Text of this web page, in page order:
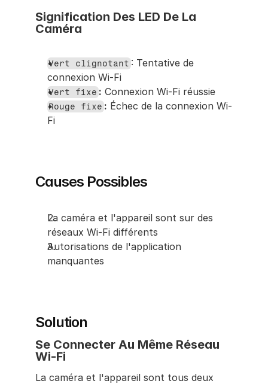
Signification Des LED De La
Caméra
Vert clignotant : Tentative de
connexion Wi-Fi
Vert fixe : Connexion Wi-Fi réussie
Rouge fixe : Échec de la connexion Wi-
Fi
Causes Possibles
La caméra et l'appareil sont sur des
réseaux Wi-Fi différents
Autorisations de l'application
manquantes
Solution
Se Connecter Au Même Réseau
Wi-Fi
La caméra et l'appareil sont tous deux